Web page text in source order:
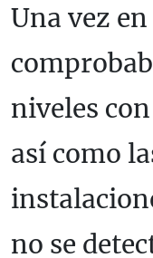
Una vez
niveles
así como
no se